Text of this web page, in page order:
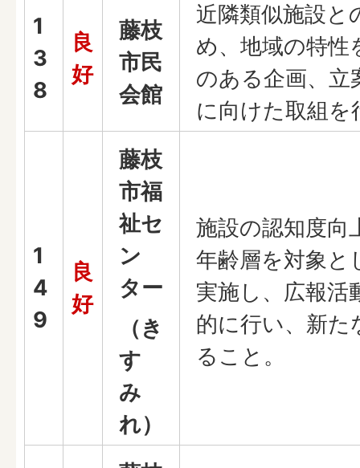
1
3
8
良
好
藤枝
市民
会館
近隣類似施設と
め、地域の特性
のある企画、立
に向けた取組を
1
4
9
良
好
藤枝
市福
祉セ
ン
ター
（き
す
み
れ）
施設の認知度向
年齢層を対象と
実施し、広報活
的に行い、新た
ること。